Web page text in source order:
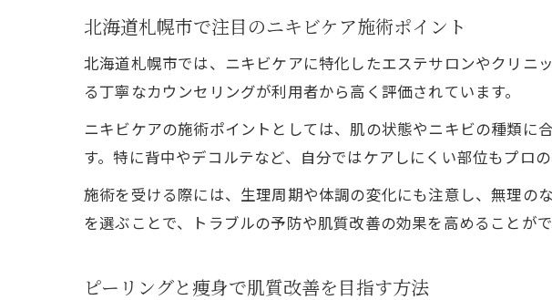
ピーリング
北海道札幌
通い放題プ
ニキビケア
ピーリングと痩
ピーリング
北海道札幌市で注目のニキビケア施術ポイント
北海道札幌市では、ニキビケアに特化したエステサロンやクリニ
る丁寧なカウンセリングが利用者から高く評価されています。
ニキビケアの施術ポイントとしては、肌の状態やニキビの種類
す。特に背中やデコルテなど、自分ではケアしにくい部位もプロ
施術を受ける際には、生理周期や体調の変化にも注意し、無理の
を選ぶことで、トラブルの予防や肌質改善の効果を高めることがで
ピーリングと痩身で肌質改善を目指す方法